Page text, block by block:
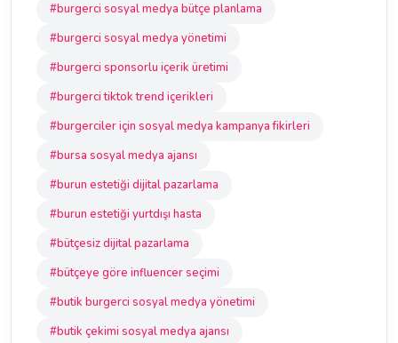
#burgerci sosyal medya bütçe planlama
#burgerci sosyal medya yönetimi
#burgerci sponsorlu içerik üretimi
#burgerci tiktok trend içerikleri
#burgerciler için sosyal medya kampanya fikirleri
#bursa sosyal medya ajansı
#burun estetiği dijital pazarlama
#burun estetiği yurtdışı hasta
#bütçesiz dijital pazarlama
#bütçeye göre influencer seçimi
#butik burgerci sosyal medya yönetimi
#butik çekimi sosyal medya ajansı